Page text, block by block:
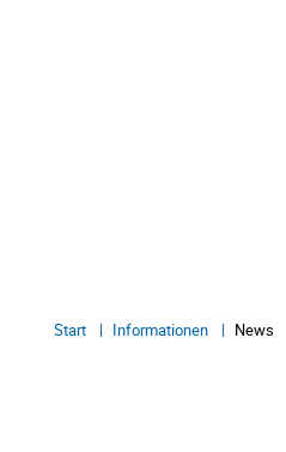
Start Informationen News